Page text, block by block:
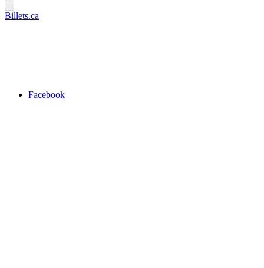
Billets.ca
Facebook